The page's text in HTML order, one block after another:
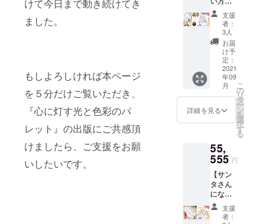
けて今日まで動き続けてき
ました。
もしよろしければ本ページ
を５分だけご覧いただき、
『心に灯す光と色彩のパ
レット』の出版にご共感頂
けましたら、ご支援をお願
いしたいです。
ニング
パー
ティー
に参加
できま
す。時
期未定
(2021年
内)／ド
フード
付き。
ため
【お時
間指
定】を
させて
いただ
きます
ので、
でご記
入くだ
さい。
宛名の
いらな
い場合
は「宛
名な
し」と
ご記入
い。
special
gift ③ =
使った
作品集
掲載作
品の解
説をさ
せてい
ただき
ます。
京限
定】 ==
リター
ンの説
明== ◎
サイン
の宛名
を希望
する場
合は
「〇〇
さん」
「〇〇
くん」
など備
考欄に
必ず敬
称付き
でご記
入くだ
枚
+specia
l gift③
掲載作
品の解
説、
パーソ
ナル
zoom
セッ
ション
+specia
l gift④
都内ロ
体験 60
分付き
==リ
ターン
の説明
け】 本
1冊 +購
入者の
お名前
と著者
のサイ
ン入り
+specia
l gift①
ポスト
カード2
枚
+specia
オリジ
ナル栞1
枚
+specia
l gift③
掲載作
品の解
説、
支援
者：
3人
お届
け予
定：
2021
年09
月
詳細を見る
こ
の
リ
タ
ー
ン
を
選
択
す
る
55,
555 円
【サン
タさん
になり
たい方
へ】 本支援
者：